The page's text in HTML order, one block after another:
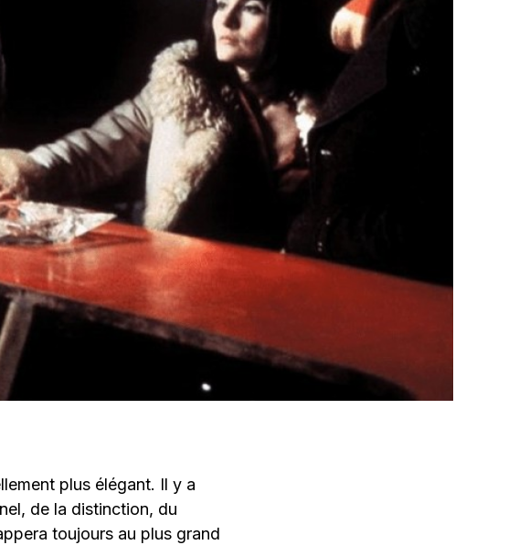
plus élégant. Il y a
de la distinction, du
toujours au plus grand